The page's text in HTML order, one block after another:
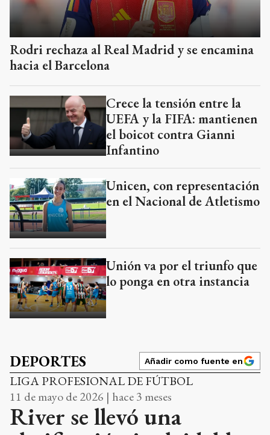
Rodri rechaza al Real Madrid y se encamina
hacia el Barcelona
Crece la tensión entre la
UEFA y la FIFA: mantienen
el boicot contra Gianni
Infantino
Unicen, con representación
en el Nacional de Atletismo
Unión va por el triunfo que
lo ponga en otra instancia
DEPORTES Añadir como fuente en
LIGA PROFESIONAL DE FÚTBOL
11 de mayo de 2026 | hace 3 meses
River se llevó una